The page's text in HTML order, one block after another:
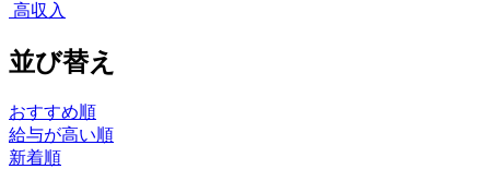
高収入
並び替え
おすすめ順
給与が高い順
新着順